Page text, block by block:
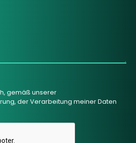
gemäß unserer
der Verarbeitung meiner Daten